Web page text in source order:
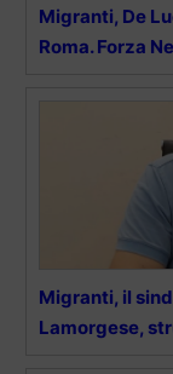
Migranti, De
Roma. Forza
Migranti, il
Lamorgese,